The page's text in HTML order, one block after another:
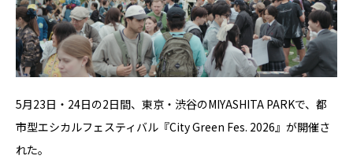
5月23日・24日の2日間、東京・渋谷のMIYASHITA PARKで、都
市型エシカルフェスティバル『City Green Fes. 2026』が開催さ
れた。